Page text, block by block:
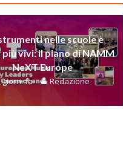
nelle scuole e
più vivi: il piano di NAMM
NeXT Europe
giorni fa Redazione